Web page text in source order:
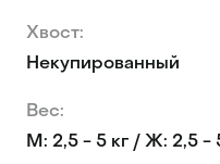
Хвост:
Некупированный
Вес:
М: 2,5 - 5 кг / Ж: 2,5 -